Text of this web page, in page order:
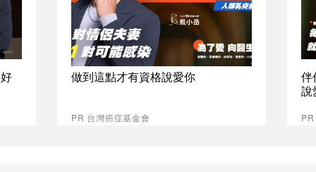
做到這點才有資格說愛你
PR 台灣癌症基金會
伴
說